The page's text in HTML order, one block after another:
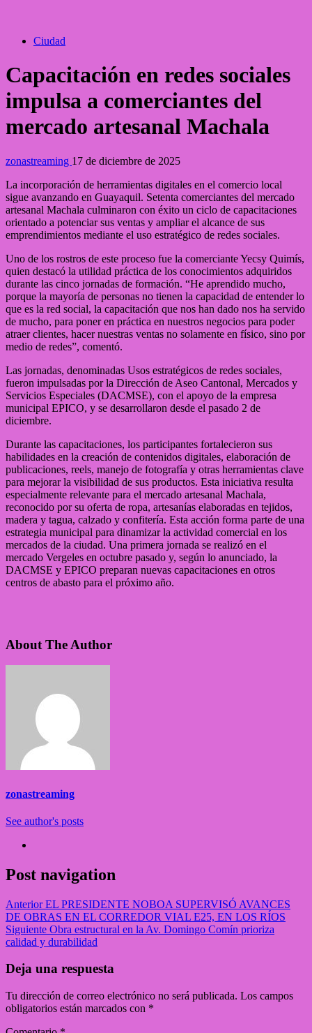
Ciudad
Capacitación en redes sociales
impulsa a comerciantes del
mercado artesanal Machala
zonastreaming 17 de diciembre de 2025
La incorporación de herramientas digitales en el comercio local
sigue avanzando en Guayaquil. Setenta comerciantes del mercado
artesanal Machala culminaron con éxito un ciclo de capacitaciones
orientado a potenciar sus ventas y ampliar el alcance de sus
emprendimientos mediante el uso estratégico de redes sociales.
Uno de los rostros de este proceso fue la comerciante Yecsy Quimís,
quien destacó la utilidad práctica de los conocimientos adquiridos
durante las cinco jornadas de formación. “He aprendido mucho,
porque la mayoría de personas no tienen la capacidad de entender lo
que es la red social, la capacitación que nos han dado nos ha servido
de mucho, para poner en práctica en nuestros negocios para poder
atraer clientes, hacer nuestras ventas no solamente en físico, sino por
medio de redes”, comentó.
Las jornadas, denominadas Usos estratégicos de redes sociales,
fueron impulsadas por la Dirección de Aseo Cantonal, Mercados y
Servicios Especiales (DACMSE), con el apoyo de la empresa
municipal EPICO, y se desarrollaron desde el pasado 2 de
diciembre.
Durante las capacitaciones, los participantes fortalecieron sus
habilidades en la creación de contenidos digitales, elaboración de
publicaciones, reels, manejo de fotografía y otras herramientas clave
para mejorar la visibilidad de sus productos. Esta iniciativa resulta
especialmente relevante para el mercado artesanal Machala,
reconocido por su oferta de ropa, artesanías elaboradas en tejidos,
madera y tagua, calzado y confitería. Esta acción forma parte de una
estrategia municipal para dinamizar la actividad comercial en los
mercados de la ciudad. Una primera jornada se realizó en el
mercado Vergeles en octubre pasado y, según lo anunciado, la
DACMSE y EPICO preparan nuevas capacitaciones en otros
centros de abasto para el próximo año.
About The Author
zonastreaming
See author's posts
Post navigation
AnteriorEL PRESIDENTE NOBOA SUPERVISÓ AVANCES
DE OBRAS EN EL CORREDOR VIAL E25, EN LOS RÍOS
Siguiente Obra estructural en la Av. Domingo Comín prioriza
calidad y durabilidad
Deja una respuesta
Tu dirección de correo electrónico no será publicada. Los campos
obligatorios están marcados con *